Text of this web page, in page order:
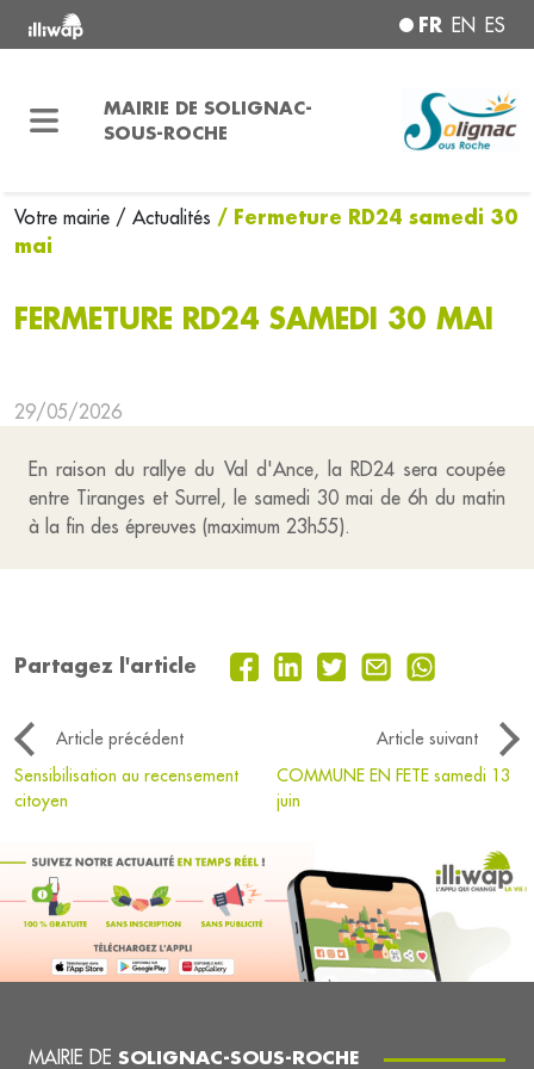
FR EN ES
MAIRIE DE SOLIGNAC-
SOUS-ROCHE
Votre mairie / Actualités / Fermeture RD24 samedi 30
mai
FERMETURE RD24 SAMEDI 30 MAI
29/05/2026
En raison du rallye du Val d'Ance, la RD24 sera coupée
entre Tiranges et Surrel, le samedi 30 mai de 6h du matin
à la fin des épreuves (maximum 23h55).
Partagez l'article
Article précédent
Article suivant
Sensibilisation au recensement
citoyen
COMMUNE EN FETE samedi 13
juin
MAIRIE DE SOLIGNAC-SOUS-ROCHE